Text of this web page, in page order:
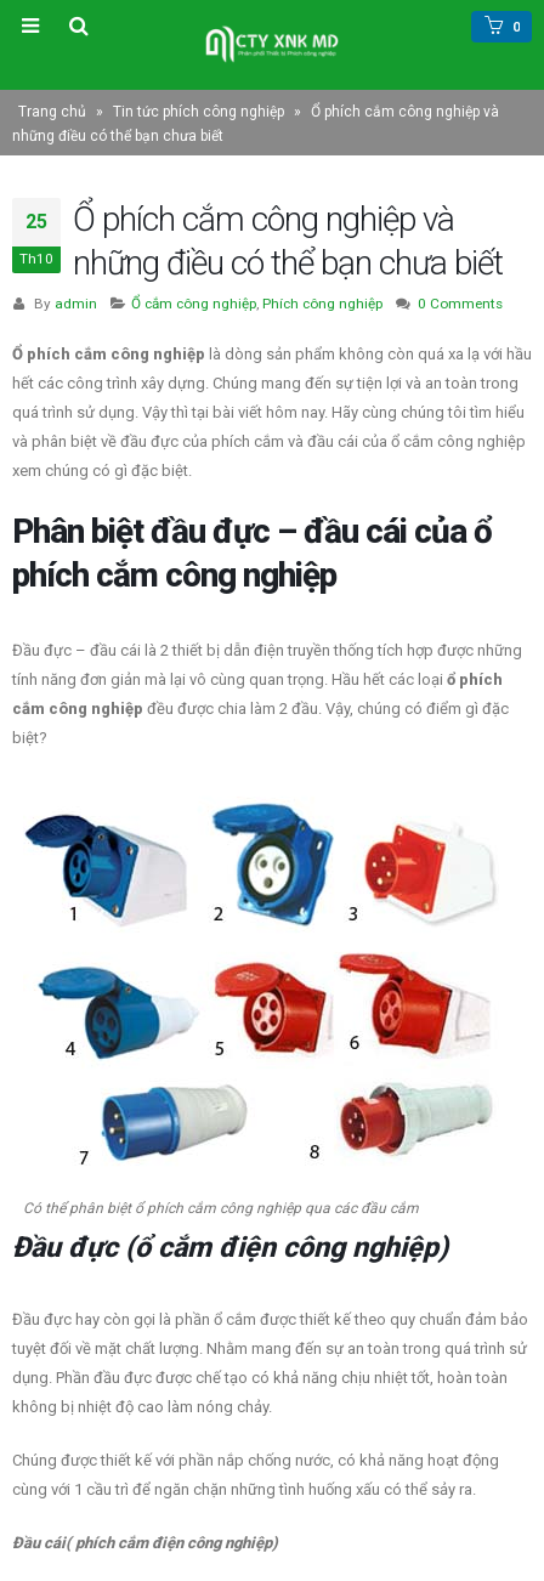
0
Trang chủ » Tin tức phích công nghiệp »
Ổ phích cắm công nghiệp và
những điều có thể bạn chưa biết
25
Th10
Ổ phích cắm công nghiệp và
những điều có thể bạn chưa biết
By admin Ổ cắm công nghiệp,Phích công nghiệp 0 Comments
Ổ phích cắm công nghiệp là dòng sản phẩm không còn quá xa lạ với hầu
hết các công trình xây dựng. Chúng mang đến sự tiện lợi và an toàn trong
quá trình sử dụng. Vậy thì tại bài viết hôm nay. Hãy cùng chúng tôi tìm hiểu
và phân biệt về đầu đực của phích cắm và đầu cái của ổ cắm công nghiệp
xem chúng có gì đặc biệt.
Phân biệt đầu đực – đầu cái của ổ
phích cắm công nghiệp
Đầu đực – đầu cái là 2 thiết bị dẫn điện truyền thống tích hợp được những
tính năng đơn giản mà lại vô cùng quan trọng. Hầu hết các loại ổ phích
cắm công nghiệp đều được chia làm 2 đầu. Vậy, chúng có điểm gì đặc
biệt?
Có thể phân biệt ổ phích cắm công nghiệp qua các đầu cắm
Đầu đực (ổ cắm điện công nghiệp)
Đầu đực hay còn gọi là phần ổ cắm được thiết kế theo quy chuẩn đảm bảo
tuyệt đối về mặt chất lượng. Nhằm mang đến sự an toàn trong quá trình sử
dụng. Phần đầu đực được chế tạo có khả năng chịu nhiệt tốt, hoàn toàn
không bị nhiệt độ cao làm nóng chảy.
Chúng được thiết kế với phần nắp chống nước, có khả năng hoạt động
cùng với 1 cầu trì để ngăn chặn những tình huống xấu có thể sảy ra.
Đầu cái( phích cắm điện công nghiệp)
Hộp nguồn thi công thế hệ mới
Tháng Chín 22, 2022
Vì sao khách hàng lắp đặt điều hòa cần
sử dụng miếng lót ống đồng, bảo ôn
của MDCE
Tháng Ba 18, 2022
dựng ưa chuộng và sử dụng phích ổ
cắm công nghiệp MDCE & MDPLUS
Tháng Hai 18, 2022
Sử dụng phích ổ công nghiệp
MDPLUS trong sản xuất tủ điện
thi công công trường đảm bảo
Tháng Mười Hai 27, 2021
Ổ cắm phích cắm
nghiệp MDCE và MD
Tháng Mười 25, 2019
Tháng Mười 25, 2019